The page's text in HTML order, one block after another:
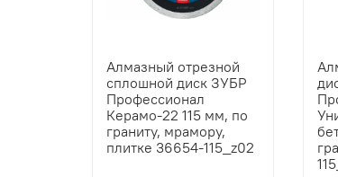
Алмазный отрезной
сплошной диск ЗУБР
Профессионал
Керамо-22 115 мм, по
граниту, мрамору,
плитке 36654-115_z02